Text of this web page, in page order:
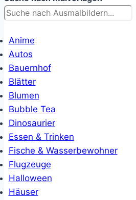
Anime
Autos
Bauernhof
Blätter
Blumen
Bubble Tea
Dinosaurier
Essen & Trinken
Fische & Wasserbewohner
Flugzeuge
Halloween
Häuser